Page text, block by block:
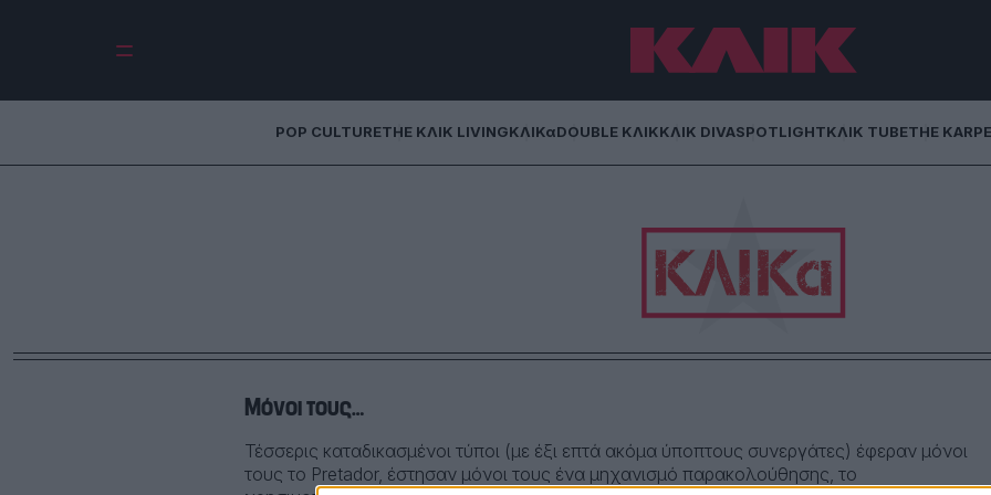
POP CULTURETHE ΚΛΙΚ LIVINGΚΛΙΚαDOUBLE ΚΛΙΚΚΛΙΚ DIVASPOTLIGHTΚΛΙΚ TUBETHE
Μόνοι τους…
Τέσσερις καταδικασμένοι τύποι (με έξι επτά ακόμα ύποπτους συνεργάτες) έφεραν μόνοι
τους το Pretador, έστησαν μόνοι τους ένα μηχανισμό παρακολούθησης, το